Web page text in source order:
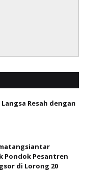
Resah dengan
Pondok Pesantren
di Lorong 20